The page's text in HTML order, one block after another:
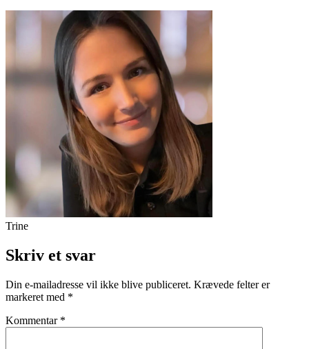
Trine
Skriv et svar
Din e-mailadresse vil ikke blive publiceret. Krævede felter er
markeret med *
Kommentar *